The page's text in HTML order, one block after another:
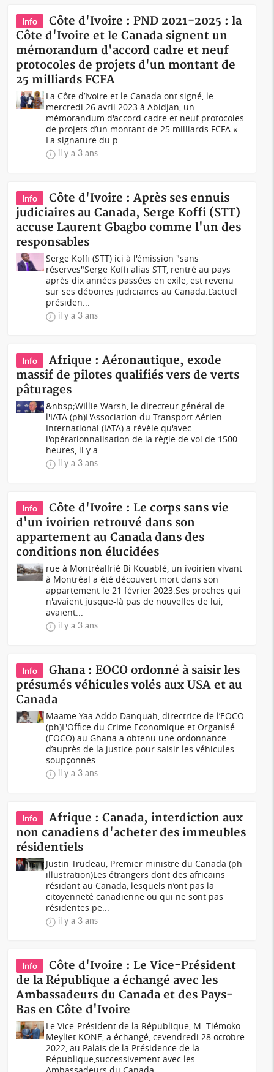
Info
Côte d'Ivoire : PND 2021-2025 : la
Côte d'Ivoire et le Canada signent un
mémorandum d'accord cadre et neuf
protocoles de projets d'un montant de
25 milliards FCFA
La Côte d’Ivoire et le Canada ont signé, le
mercredi 26 avril 2023 à Abidjan, un
mémorandum d'accord cadre et neuf protocoles
de projets d’un montant de 25 milliards FCFA.«
La signature du p...
il y a 3 ans
Info
Côte d'Ivoire : Après ses ennuis
judiciaires au Canada, Serge Koffi (STT)
accuse Laurent Gbagbo comme l'un des
responsables
Serge Koffi (STT) ici à l'émission "sans
réserves"Serge Koffi alias STT, rentré au pays
après dix années passées en exile, est revenu
sur ses déboires judiciaires au Canada.L’actuel
présiden...
il y a 3 ans
Info
Afrique : Aéronautique, exode
massif de pilotes qualifiés vers de verts
pâturages
&nbsp;WIllie Warsh, le directeur général de
l'IATA (ph)L'Association du Transport Aérien
International (IATA) a révèle qu'avec
l'opérationnalisation de la règle de vol de 1500
heures, il y a...
il y a 3 ans
Info
Côte d'Ivoire : Le corps sans vie
d'un ivoirien retrouvé dans son
appartement au Canada dans des
conditions non élucidées
rue à MontréalIrié Bi Kouablé, un ivoirien vivant
à Montréal a été découvert mort dans son
appartement le 21 février 2023.Ses proches qui
n'avaient jusque-là pas de nouvelles de lui,
avaient...
il y a 3 ans
Info
Ghana : EOCO ordonné à saisir les
présumés véhicules volés aux USA et au
Canada
Maame Yaa Addo-Danquah, directrice de l’EOCO
(ph)L'Office du Crime Economique et Organisé
(EOCO) au Ghana a obtenu une ordonnance
d’auprès de la justice pour saisir les véhicules
soupçonnés...
il y a 3 ans
Info
Afrique : Canada, interdiction aux
non canadiens d'acheter des immeubles
résidentiels
Justin Trudeau, Premier ministre du Canada (ph
illustration)Les étrangers dont des africains
résidant au Canada, lesquels n’ont pas la
citoyenneté canadienne ou qui ne sont pas
résidentes pe...
il y a 3 ans
Info
Côte d'Ivoire : Le Vice-Président
de la République a échangé avec les
Ambassadeurs du Canada et des Pays-
Bas en Côte d'Ivoire
Le Vice-Président de la République, M. Tiémoko
Meyliet KONE, a échangé, cevendredi 28 octobre
2022, au Palais de la Présidence de la
République,successivement avec les